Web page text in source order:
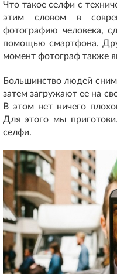
Что такое селфи с
этим словом в
фотографию человека,
помощью смартфона.
момент фотограф также
Большинство людей
затем загружают ее на
В этом нет ничего
Для этого мы
селфи.